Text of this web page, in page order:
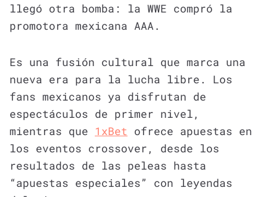
llegó otra bomba: la WWE compró la
promotora mexicana AAA.
Es una fusión cultural que marca una
nueva era para la lucha libre. Los
fans mexicanos ya disfrutan de
espectáculos de primer nivel,
mientras que 1xBet ofrece apuestas en
los eventos crossover, desde los
resultados de las peleas hasta
“apuestas especiales” con leyendas